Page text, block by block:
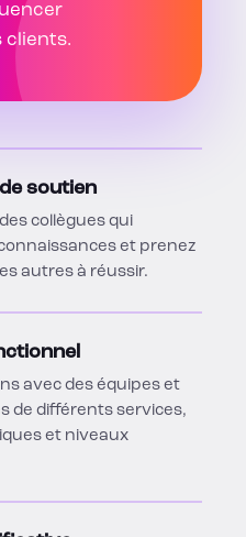
clients.
soutien
collègues qui
et prenez
autres à réussir.
avec des équipes et
de différents services,
et niveaux